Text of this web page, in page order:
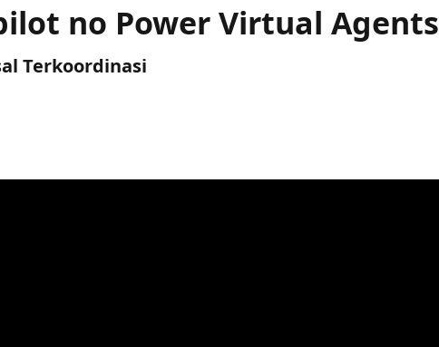
no Power Virtual Agents
Terkoordinasi